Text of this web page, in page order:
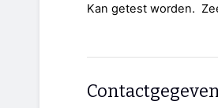
Kan getest worden.